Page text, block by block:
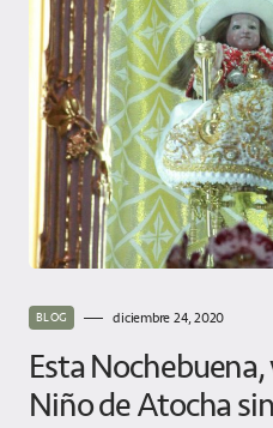
BLOG diciembre 24, 2020
Esta
Niño de Atocha